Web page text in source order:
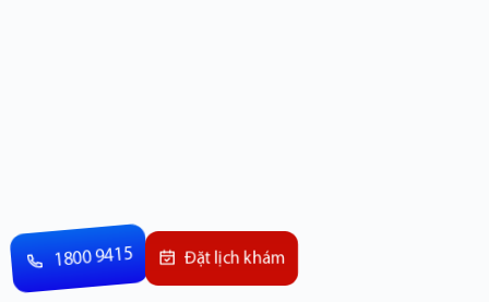
1800 9415 Đặt lịch khám